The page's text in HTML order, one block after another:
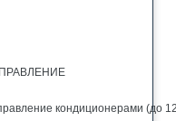
кондиционерами (до